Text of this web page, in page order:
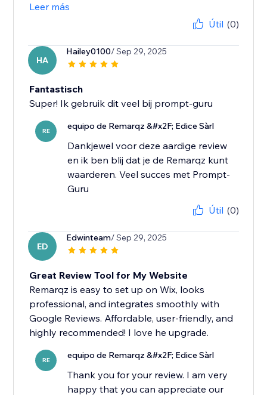
Leer más
Útil (0)
HA
Hailey0100/ Sep 29, 2025
Fantastisch
Super! Ik gebruik dit veel bij prompt-guru
RE equipo de Remarqz &#x2F; Edice Sàrl
Dankjewel voor deze aardige review
en ik ben blij dat je de Remarqz kunt
waarderen. Veel succes met Prompt-
Guru
Útil (0)
ED
Edwinteam/ Sep 29, 2025
Great Review Tool for My Website
Remarqz is easy to set up on Wix, looks
professional, and integrates smoothly with
Google Reviews. Affordable, user-friendly, and
highly recommended! I love he upgrade.
RE equipo de Remarqz &#x2F; Edice Sàrl
Thank you for your review. I am very
happy that you can appreciate our